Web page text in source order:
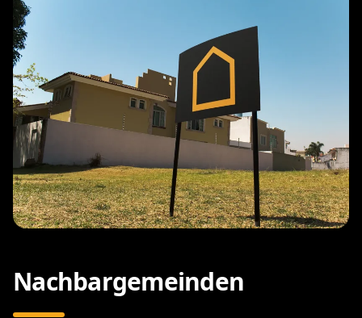
Nachbargemeinden